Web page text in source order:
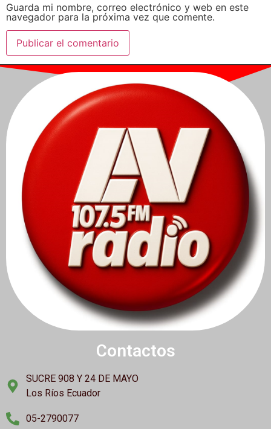
Guarda mi nombre, correo electrónico y web en este
navegador para la próxima vez que comente.
Contactos
SUCRE 908 Y 24 DE MAYO
Los Ríos Ecuador
05-2790077